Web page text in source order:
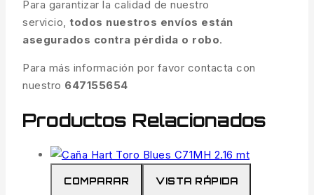
Para garantizar la calidad de nuestro
servicio, todos nuestros envíos están
asegurados contra pérdida o robo.
Para más información por favor contacta con
nuestro 647155654
Productos Relacionados
COMPARAR VISTA RÁPIDA